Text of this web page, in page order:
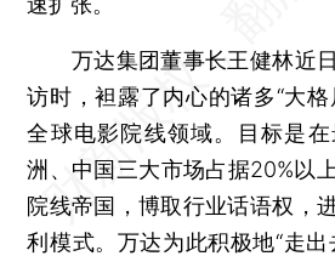
万达集团董事长王健林近日
访时，袒露了内心的诸多“大
全球电影院线领域。目标是
洲、中国三大市场占据20%以
院线帝国，博取行业话语权，
利模式。万达为此积极地“走